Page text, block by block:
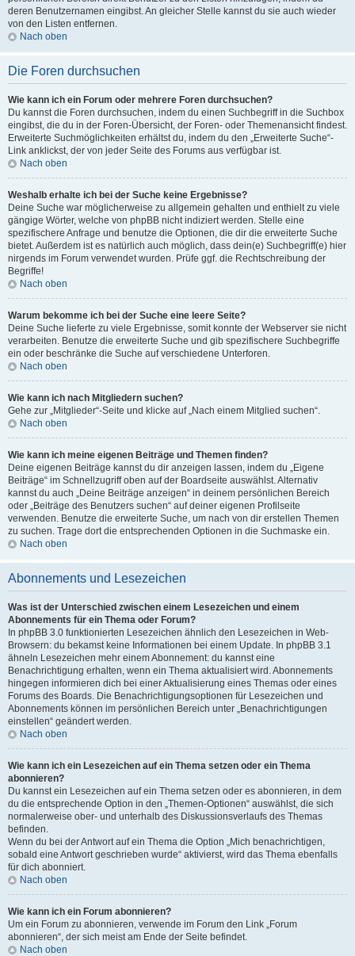
deren Benutzernamen eingibst. An gleicher Stelle kannst du sie auch wieder
von den Listen entfernen.
Nach oben
Die Foren durchsuchen
Wie kann ich ein Forum oder mehrere Foren durchsuchen?
Du kannst die Foren durchsuchen, indem du einen Suchbegriff in die Suchbox
eingibst, die du in der Foren-Übersicht, der Foren- oder Themenansicht findest.
Erweiterte Suchmöglichkeiten erhältst du, indem du den „Erweiterte Suche“-
Link anklickst, der von jeder Seite des Forums aus verfügbar ist.
Nach oben
Weshalb erhalte ich bei der Suche keine Ergebnisse?
Deine Suche war möglicherweise zu allgemein gehalten und enthielt zu viele
gängige Wörter, welche von phpBB nicht indiziert werden. Stelle eine
spezifischere Anfrage und benutze die Optionen, die dir die erweiterte Suche
bietet. Außerdem ist es natürlich auch möglich, dass dein(e) Suchbegriff(e) hier
nirgends im Forum verwendet wurden. Prüfe ggf. die Rechtschreibung der
Begriffe!
Nach oben
Warum bekomme ich bei der Suche eine leere Seite?
Deine Suche lieferte zu viele Ergebnisse, somit konnte der Webserver sie nicht
verarbeiten. Benutze die erweiterte Suche und gib spezifischere Suchbegriffe
ein oder beschränke die Suche auf verschiedene Unterforen.
Nach oben
Wie kann ich nach Mitgliedern suchen?
Gehe zur „Mitglieder“-Seite und klicke auf „Nach einem Mitglied suchen“.
Nach oben
Wie kann ich meine eigenen Beiträge und Themen finden?
Deine eigenen Beiträge kannst du dir anzeigen lassen, indem du „Eigene
Beiträge“ im Schnellzugriff oben auf der Boardseite auswählst. Alternativ
kannst du auch „Deine Beiträge anzeigen“ in deinem persönlichen Bereich
oder „Beiträge des Benutzers suchen“ auf deiner eigenen Profilseite
verwenden. Benutze die erweiterte Suche, um nach von dir erstellen Themen
zu suchen. Trage dort die entsprechenden Optionen in die Suchmaske ein.
Nach oben
Abonnements und Lesezeichen
Was ist der Unterschied zwischen einem Lesezeichen und einem
Abonnements für ein Thema oder Forum?
In phpBB 3.0 funktionierten Lesezeichen ähnlich den Lesezeichen in Web-
Browsern: du bekamst keine Informationen bei einem Update. In phpBB 3.1
ähneln Lesezeichen mehr einem Abonnement: du kannst eine
Benachrichtigung erhalten, wenn ein Thema aktualisiert wird. Abonnements
hingegen informieren dich bei einer Aktualisierung eines Themas oder eines
Forums des Boards. Die Benachrichtigungsoptionen für Lesezeichen und
Abonnements können im persönlichen Bereich unter „Benachrichtigungen
einstellen“ geändert werden.
Nach oben
Wie kann ich ein Lesezeichen auf ein Thema setzen oder ein Thema
abonnieren?
Du kannst ein Lesezeichen auf ein Thema setzen oder es abonnieren, in dem
du die entsprechende Option in den „Themen-Optionen“ auswählst, die sich
normalerweise ober- und unterhalb des Diskussionsverlaufs des Themas
befinden.
Wenn du bei der Antwort auf ein Thema die Option „Mich benachrichtigen,
sobald eine Antwort geschrieben wurde“ aktivierst, wird das Thema ebenfalls
für dich abonniert.
Nach oben
Wie kann ich ein Forum abonnieren?
Um ein Forum zu abonnieren, verwende im Forum den Link „Forum
abonnieren“, der sich meist am Ende der Seite befindet.
Nach oben